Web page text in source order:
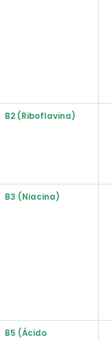
B2 (Riboflavina)
B3 (Niacina)
B5 (ácido